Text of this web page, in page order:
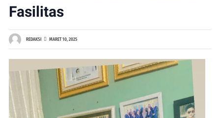
Fasilitas
REDAKSI MARET 10, 2025